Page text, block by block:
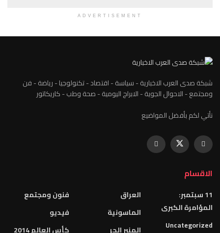
ADVERTISEMENT
شبكة صدى العرب الاخبارية - سياسة - اقتصاد - تكنولوجيا - رياضة - فن
ومجتمع - الاحوال الجوية - الابراج اليومية - صحة وطب - كاريكاتور
نأتي لكم بأفضل المواضيع
الاقسام
11 سبتمبر:
المؤامرة الكبرى
Uncategorized
العراق
الماسونية
المنبر الحر
فنون ومجتمع
فيديو
كأس العالم 2014